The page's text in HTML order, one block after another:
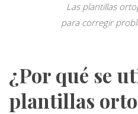
Las plantillas
para corregir
¿Por qué se
plantillas